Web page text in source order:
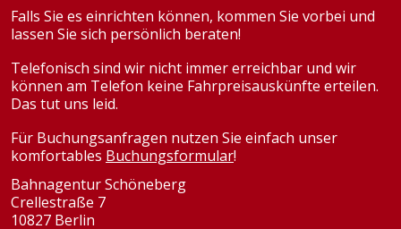
Falls Sie es einrichten können, kommen Sie vorbei und
lassen Sie sich persönlich beraten!
Telefonisch sind wir nicht immer erreichbar und wir
können am Telefon keine Fahrpreisauskünfte erteilen.
Das tut uns leid.
Für Buchungsanfragen nutzen Sie einfach unser
komfortables Buchungsformular!
Bahnagentur Schöneberg
Crellestraße 7
10827 Berlin